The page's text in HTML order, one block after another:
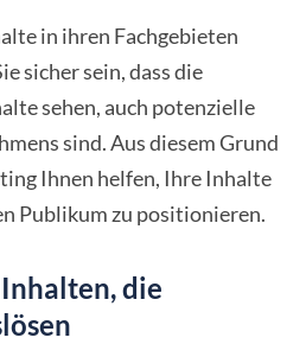
in ihren Fachgebieten
sicher sein, dass die
sehen, auch potenzielle
sind. Aus diesem Grund
Ihnen helfen, Ihre Inhalte
Publikum zu positionieren.
die